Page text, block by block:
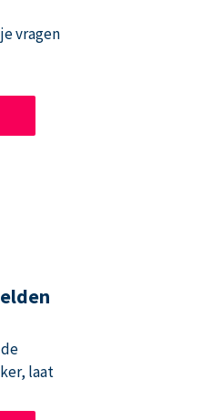
vragen
laat